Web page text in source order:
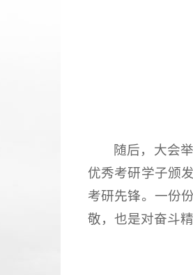
随后，大会
优秀考研学子颁
考研先锋。一份
敬，也是对奋斗